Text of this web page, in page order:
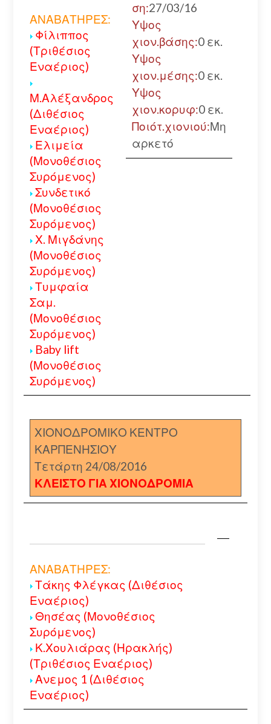
ΑΝΑΒΑΤΗΡΕΣ:
Φίλιππος
(Τριθέσιος
Εναέριος)
Μ.Αλέξανδρος
(Διθέσιος
Εναέριος)
Ελιμεία
(Μονοθέσιος
Συρόμενος)
Συνδετικό
(Μονοθέσιος
Συρόμενος)
Χ. Μιγδάνης
(Μονοθέσιος
Συρόμενος)
Τυμφαία
Σαμ.
(Μονοθέσιος
Συρόμενος)
Baby lift
(Μονοθέσιος
Συρόμενος)
ση:27/03/16
Υψος
χιον.βάσης:0 εκ.
Υψος
χιον.μέσης:0 εκ.
Υψος
χιον.κορυφ:0 εκ.
Ποιότ.χιονιού:Μη
αρκετό
ΧΙΟΝΟΔΡΟΜΙΚΟ ΚΕΝΤΡΟ
ΚΑΡΠΕΝΗΣΙΟΥ
Τετάρτη 24/08/2016
ΚΛΕΙΣΤΟ ΓΙΑ ΧΙΟΝΟΔΡΟΜΙΑ
ΑΝΑΒΑΤΗΡΕΣ:
Τάκης Φλέγκας (Διθέσιος
Εναέριος)
Θησέας (Μονοθέσιος
Συρόμενος)
Κ.Χουλιάρας (Ηρακλής)
(Τριθέσιος Εναέριος)
Ανεμος 1 (Διθέσιος
Εναέριος)